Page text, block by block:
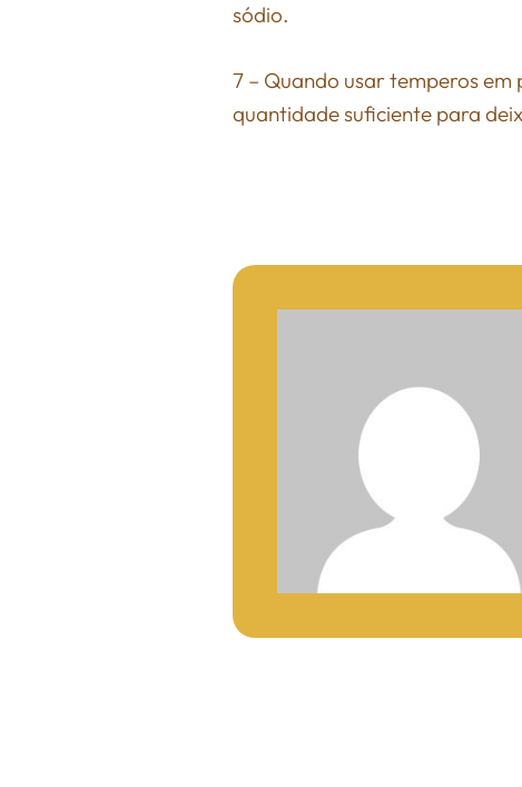
sódio.
7 – Quando usar temperos em
quantidade suficiente para